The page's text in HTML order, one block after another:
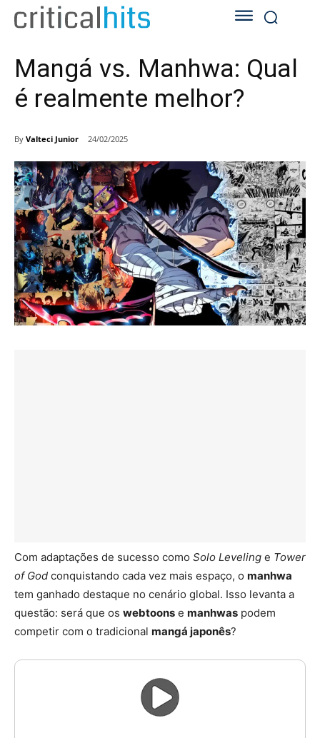
Mangá vs. Manhwa: Qual
é realmente melhor?
By Valteci Junior 24/02/2025
Com adaptações de sucesso como Solo Leveling e Tower
of God conquistando cada vez mais espaço, o manhwa
tem ganhado destaque no cenário global. Isso levanta a
questão: será que os webtoons e manhwas podem
competir com o tradicional mangá japonês?